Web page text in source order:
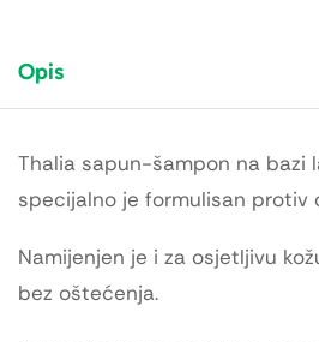
Opis
Thalia sapun-šampon na bazi
specijalno je formulisan protiv
Namijenjen je i za osjetljivu
bez oštećenja.